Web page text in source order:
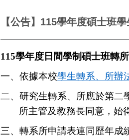
【公告】115學年度碩士班
115學年度日間學制碩士班轉
一、依據本校學生轉系、所辦
二、研究生轉系、所應於第二
所主管及教務長同意，始
三、轉系所申請表連同歷年成